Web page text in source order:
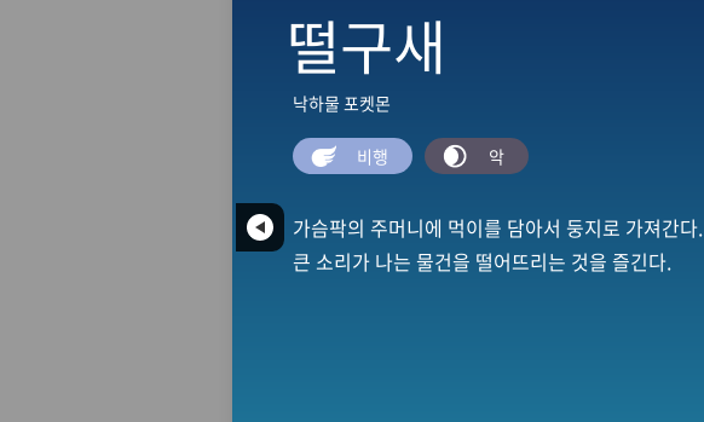
떨구새
낙하물 포켓몬
비행 악
가슴팍의 주머니에 먹이를 담아서 둥지로 가져간다.
큰 소리가 나는 물건을 떨어뜨리는 것을 즐긴다.